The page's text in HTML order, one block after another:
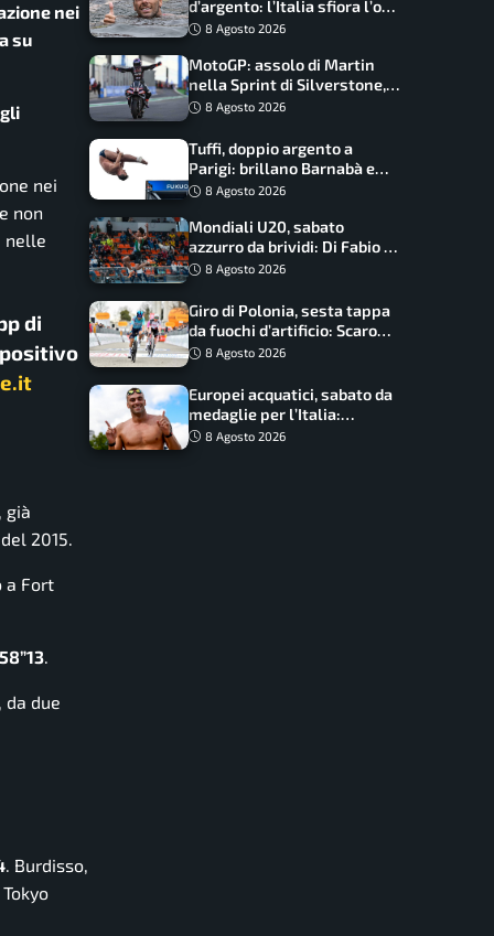
nei
su
nei
non
nelle
di
già
2015.
a Fort
58”13.
da due
. Burdisso,
d’argento: l’Italia sfiora l’oro
nella staffetta, Paltrinieri
8 Agosto 2026
MotoGP: assolo di Martin
nella Sprint di Silverstone,
trionfo totale Aprilia
8 Agosto 2026
Tuffi, doppio argento a
Parigi: brillano Barnabà e
Cosetti
8 Agosto 2026
Mondiali U20, sabato
azzurro da brividi: Di Fabio e
Inzoli sognano le medaglie,
8 Agosto 2026
Giro di Polonia, sesta tappa
da fuochi d’artificio: Scaroni
può attaccare la maglia di
8 Agosto 2026
Europei acquatici, sabato da
medaglie per l’Italia:
Paltrinieri guida la staffetta,
8 Agosto 2026